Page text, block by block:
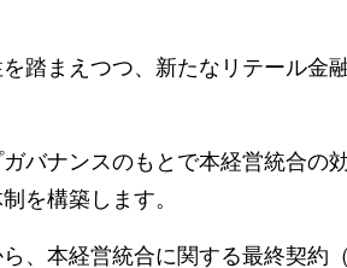
踏まえつつ、新たなリテール金
バナンスのもとで本経営統合の
を構築します。
、本経営統合に関する最終契約